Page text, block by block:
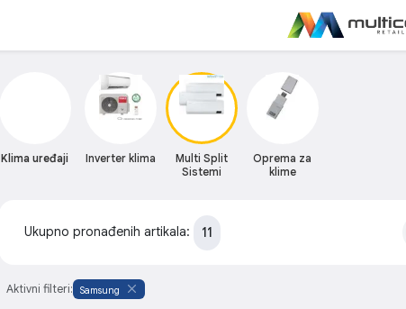
Klima uređaji Inverter klima
Multi Split
Sistemi
Oprema za
klime
Ukupno pronađenih artikala: 11
Aktivni filteri: Samsung